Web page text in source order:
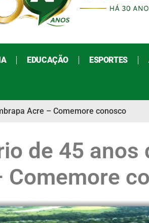
EDUCAÇÃO ESPORTES
Acre – Comemore conosco
de 45 anos
Comemore